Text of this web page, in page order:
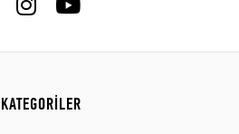
KATEGORİLER